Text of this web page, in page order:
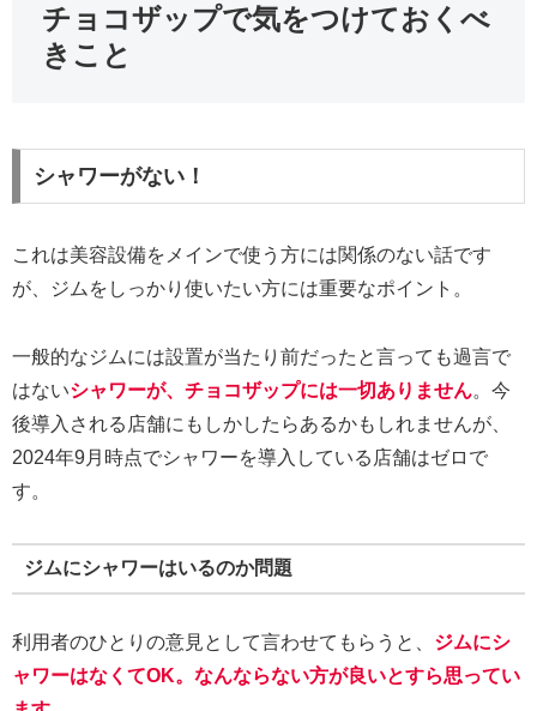
チョコザップで気をつけておくべ
きこと
シャワーがない！
これは美容設備をメインで使う方には関係のない話です
が、ジムをしっかり使いたい方には重要なポイント。
一般的なジムには設置が当たり前だったと言っても過言で
はないシャワーが、チョコザップには一切ありません。今
後導入される店舗にもしかしたらあるかもしれませんが、
2024年9月時点でシャワーを導入している店舗はゼロで
す。
ジムにシャワーはいるのか問題
利用者のひとりの意見として言わせてもらうと、 ジムにシ
ャワーはなくてOK。なんならない方が良いとすら思ってい